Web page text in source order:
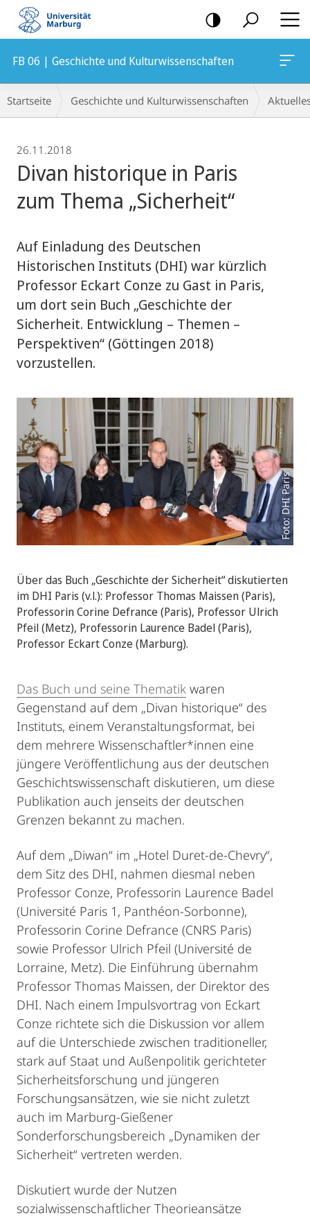
Mobile-
Navigation
FB 06 | Geschichte und Kulturwissenschaften
Breadcrumb-
Navigation
Startseite Geschichte und Kulturwissenschaften
26.11.2018
Divan historique in Paris
zum Thema „Sicherheit“
Auf Einladung des Deutschen
Historischen Instituts (DHI) war kürzlich
Professor Eckart Conze zu Gast in Paris,
um dort sein Buch „Geschichte der
Sicherheit. Entwicklung – Themen –
Perspektiven“ (Göttingen 2018)
vorzustellen.
Foto: DHI Paris
Über das Buch „Geschichte der Sicherheit“ diskutierten
im DHI Paris (v.l.): Professor Thomas Maissen (Paris),
Professorin Corine Defrance (Paris), Professor Ulrich
Pfeil (Metz), Professorin Laurence Badel (Paris),
Professor Eckart Conze (Marburg).
Das Buch und seine Thematik waren
Gegenstand auf dem „Divan historique“ des
Instituts, einem Veranstaltungsformat, bei
dem mehrere Wissenschaftler*innen eine
jüngere Veröffentlichung aus der deutschen
Geschichtswissenschaft diskutieren, um diese
Publikation auch jenseits der deutschen
Grenzen bekannt zu machen.
Auf dem „Diwan“ im „Hotel Duret-de-Chevry“,
dem Sitz des DHI, nahmen diesmal neben
Professor Conze, Professorin Laurence Badel
(Université Paris 1, Panthéon-Sorbonne),
Professorin Corine Defrance (CNRS Paris)
sowie Professor Ulrich Pfeil (Université de
Lorraine, Metz). Die Einführung übernahm
Professor Thomas Maissen, der Direktor des
DHI. Nach einem Impulsvortrag von Eckart
Conze richtete sich die Diskussion vor allem
auf die Unterschiede zwischen traditioneller,
stark auf Staat und Außenpolitik gerichteter
Sicherheitsforschung und jüngeren
Forschungsansätzen, wie sie nicht zuletzt
auch im Marburg-Gießener
Sonderforschungsbereich „Dynamiken der
Sicherheit“ vertreten werden.
Diskutiert wurde der Nutzen
sozialwissenschaftlicher Theorieansätze